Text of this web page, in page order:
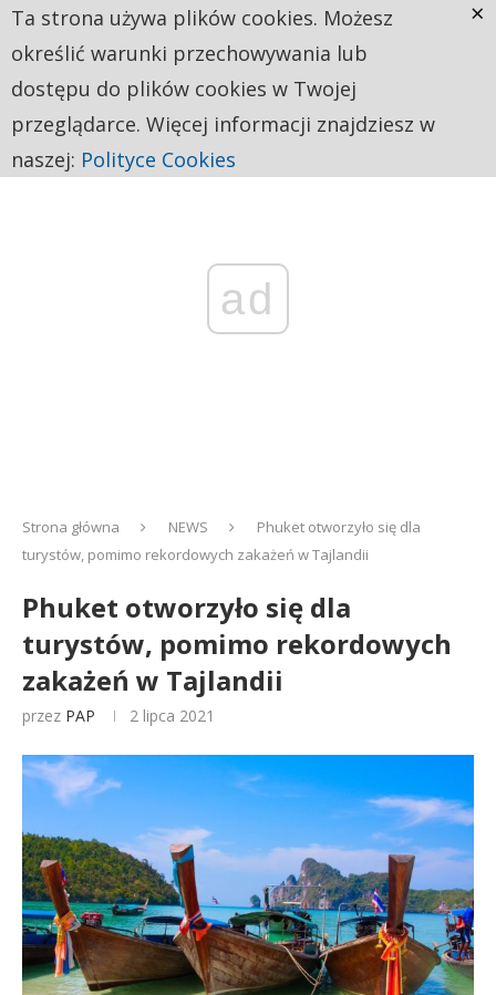
ad
Strona główna NEWS
Phuket otworzyło się dla
turystów, pomimo rekordowych zakażeń w Tajlandii
Phuket otworzyło się dla
turystów, pomimo rekordowych
zakażeń w Tajlandii
przez PAP 2 lipca 2021
Ta strona używa plików cookies. Możesz
określić warunki przechowywania lub
dostępu do plików cookies w Twojej
przeglądarce. Więcej informacji znajdziesz w
naszej: Polityce Cookies
×